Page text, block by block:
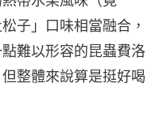
子」口味相當融合，
難以形容的昆蟲費洛
整體來說算是挺好喝